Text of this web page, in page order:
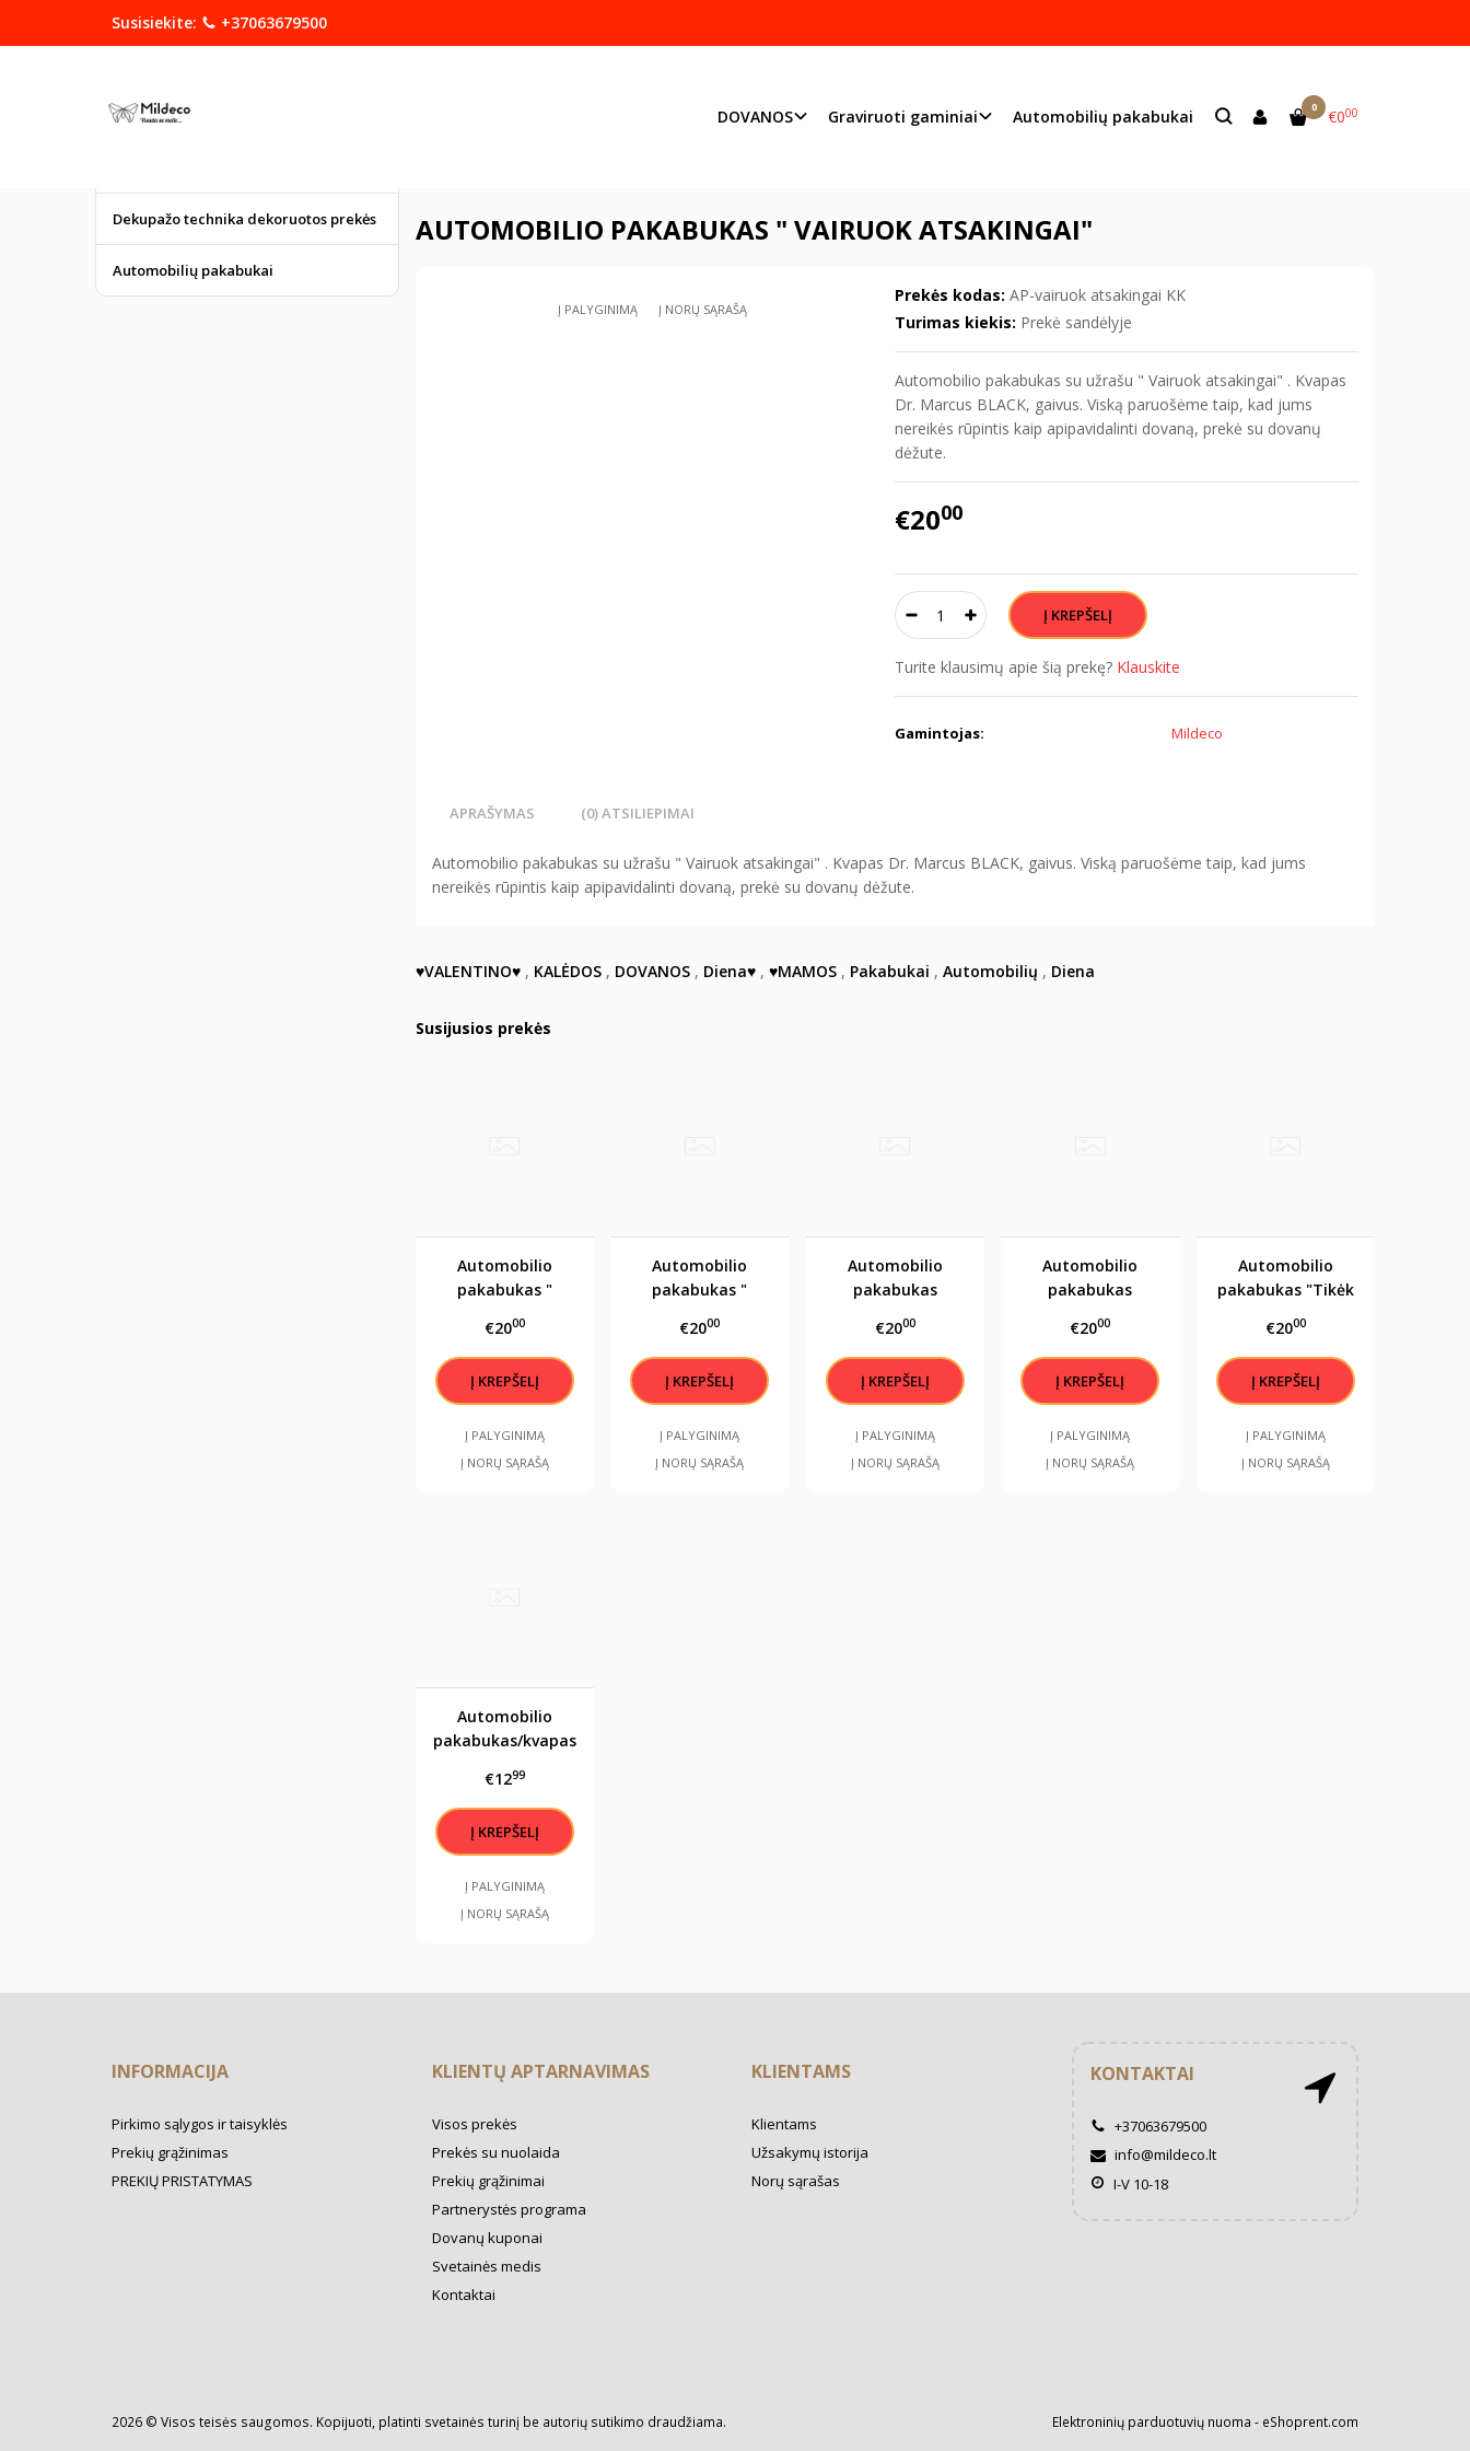
Susisiekite: +37063679500
DOVANOS Graviruoti gaminiai Automobilių pakabukai 0 €000
Pjaustome ir graviruojame lazeriu.
Priimame individualius užsakymus: info@mildeco.lt
AUTOMOBILIO PAKABUKAS " VAIRUOK ATSAKINGAI"
Į PALYGINIMĄ Į NORŲ SĄRAŠĄ
Prekės kodas: AP-vairuok atsakingai KK
Turimas kiekis: Prekė sandėlyje
Automobilio pakabukas su užrašu " Vairuok atsakingai" . Kvapas
Dr. Marcus BLACK, gaivus. Viską paruošėme taip, kad jums
nereikės rūpintis kaip apipavidalinti dovaną, prekė su dovanų
dėžute.
€2000
Turite klausimų apie šią prekę? Klauskite
Gamintojas: Mildeco
APRAŠYMAS (0) ATSILIEPIMAI
Automobilio pakabukas su užrašu " Vairuok atsakingai" . Kvapas Dr. Marcus BLACK, gaivus. Viską paruošėme taip, kad jums
nereikės rūpintis kaip apipavidalinti dovaną, prekė su dovanų dėžute.
♥VALENTINO♥, KALĖDOS, DOVANOS, Diena♥, ♥MAMOS, Pakabukai , Automobilių , Diena
Susijusios prekės
Automobilio
pakabukas "
€2000
Į PALYGINIMĄ
Į NORŲ SĄRAŠĄ
Automobilio
pakabukas "
atsakingai"
€2000
Į PALYGINIMĄ
Į NORŲ SĄRAŠĄ
Automobilio
pakabukas
nevaikšto, jie
vairuoja BMW"
€2000
Į PALYGINIMĄ
Į NORŲ SĄRAŠĄ
Automobilio
pakabukas
nevaikšto, jie
vairuoja Audi"
€2000
Į PALYGINIMĄ
Į NORŲ SĄRAŠĄ
Automobilio
pakabukas "Tikėk
pildosi"
€2000
Į PALYGINIMĄ
Į NORŲ SĄRAŠĄ
Automobilio
pakabukas/kvapas
atsakingai"
€1299
Į PALYGINIMĄ
Į NORŲ SĄRAŠĄ
DOVANOS
Dekupažo technika dekoruotos prekės
Automobilių pakabukai
INFORMACIJA
Pirkimo sąlygos ir taisyklės
Prekių grąžinimas
PREKIŲ PRISTATYMAS
KLIENTŲ APTARNAVIMAS
Visos prekės
Prekės su nuolaida
Prekių grąžinimai
Partnerystės programa
Dovanų kuponai
Svetainės medis
Kontaktai
KLIENTAMS
Klientams
Užsakymų istorija
Norų sąrašas
KONTAKTAI
+37063679500
info@mildeco.lt
I-V 10-18
2026 © Visos teisės saugomos. Kopijuoti, platinti svetainės turinį be autorių sutikimo draudžiama. Elektroninių parduotuvių nuoma - eShoprent.com